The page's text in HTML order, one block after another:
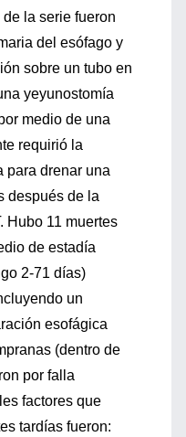
la serie fueron
del esófago y
sobre un tubo en
yeyunostomía
medio de una
requirió la
para drenar una
después de la
Hubo 11 muertes
de estadía
2-71 días)
un
esofágica
(dentro de
por falla
factores que
tardías fueron: